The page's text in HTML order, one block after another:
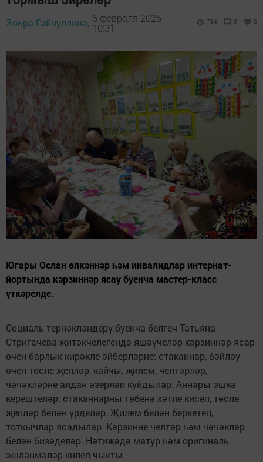
Зөһрә Гайнуллина, 6 февраля 2025 -
10:31
734 0 0
Югары Ослан өлкәннәр һәм инвалидлар интернат-
йортында кәрзиннәр ясау буенча мастер-класс
үткәрелде.
Социаль тернәкләндерү буенча белгеч Татьяна
Стригачева җитәкчелегендә яшәүчеләр кәрзиннәр ясар
өчен барлык кирәкле әйберләрне: стаканнар, бәйләү
өчен төсле җепләр, кайчы, җилем, челтәрләр,
чәчәкләрне алдан әзерләп куйдылар. Аннары эшкә
керештеләр: стаканнарны төбенә хәтле кисеп, төсле
җепләр белән үрделәр. Җилем белән беркетеп,
тоткычлар ясадылар. Кәрзинне челтәр һәм чәчәкләр
белән бизәделәр. Нәтиҗәдә матур һәм оригиналь
эшләнмәләр килеп чыкты.